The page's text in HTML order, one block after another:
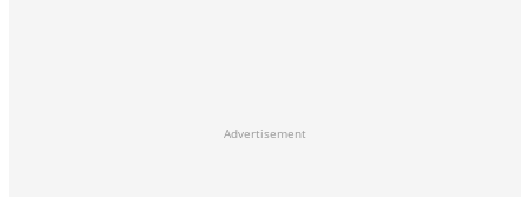
Advertisement